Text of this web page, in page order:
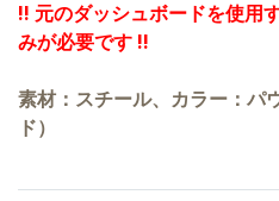
!! 元のダッシュボードを使用
みが必要です !!
素材：スチール、カラー：パ
ド）